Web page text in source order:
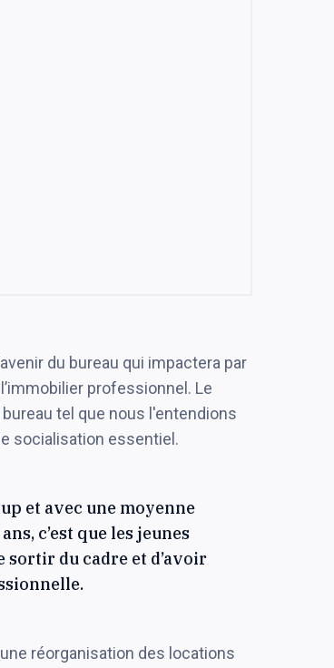
du bureau qui impactera par
professionnel. Le
tel que nous l'entendions
socialisation essentiel.
et avec une moyenne
c’est que les jeunes
du cadre et d’avoir
réorganisation des locations